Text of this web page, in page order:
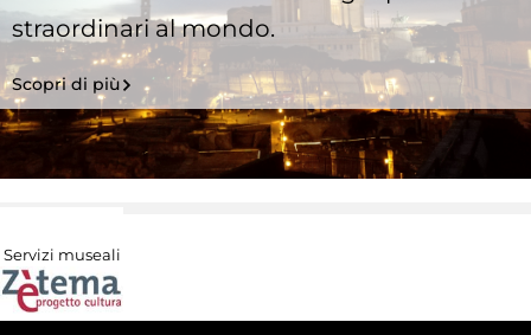
straordinari al mondo.
Scopri di più
Servizi museali